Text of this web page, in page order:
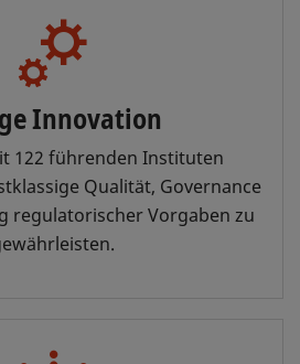
Innovation
122 führenden Instituten
Qualität, Governance
regulatorischer Vorgaben zu